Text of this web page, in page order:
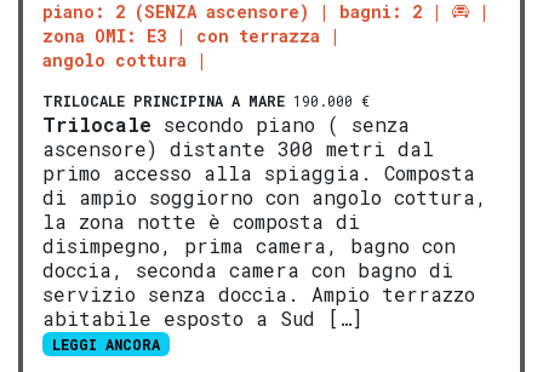
piano: 2 (SENZA ascensore)
bagni: 2
zona OMI: E3
con terrazza
angolo cottura
TRILOCALE PRINCIPINA A MARE 190.000 €
Trilocale secondo piano ( senza
ascensore) distante 300 metri dal
primo accesso alla spiaggia. Composta
di ampio soggiorno con angolo cottura,
la zona notte è composta di
disimpegno, prima camera, bagno con
doccia, seconda camera con bagno di
servizio senza doccia. Ampio terrazzo
abitabile esposto a Sud […]
LEGGI ANCORA